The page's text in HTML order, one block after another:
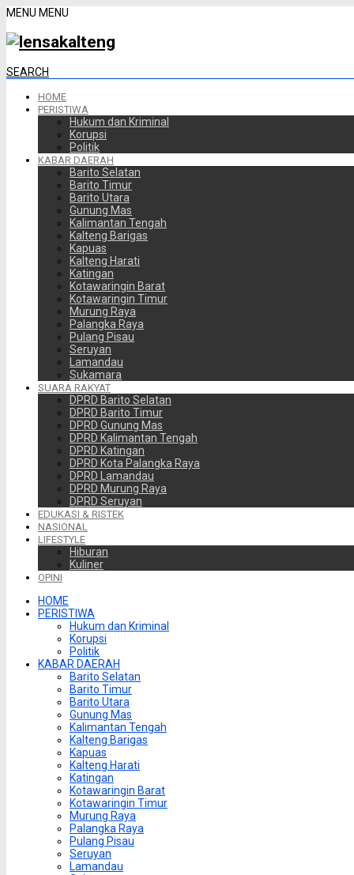
MENU MENU
SEARCH
HOME
PERISTIWA
Hukum dan Kriminal
Korupsi
Politik
KABAR DAERAH
Barito Selatan
Barito Timur
Barito Utara
Gunung Mas
Kalimantan Tengah
Kalteng Barigas
Kapuas
Kalteng Harati
Katingan
Kotawaringin Barat
Kotawaringin Timur
Murung Raya
Palangka Raya
Pulang Pisau
Seruyan
Lamandau
Sukamara
SUARA RAKYAT
DPRD Barito Selatan
DPRD Barito Timur
DPRD Gunung Mas
DPRD Kalimantan Tengah
DPRD Katingan
DPRD Kota Palangka Raya
DPRD Lamandau
DPRD Murung Raya
DPRD Seruyan
EDUKASI & RISTEK
NASIONAL
LIFESTYLE
Hiburan
Kuliner
OPINI
HOME
PERISTIWA
Hukum dan Kriminal
Korupsi
Politik
KABAR DAERAH
Barito Selatan
Barito Timur
Barito Utara
Gunung Mas
Kalimantan Tengah
Kalteng Barigas
Kapuas
Kalteng Harati
Katingan
Kotawaringin Barat
Kotawaringin Timur
Murung Raya
Palangka Raya
Pulang Pisau
Seruyan
Lamandau